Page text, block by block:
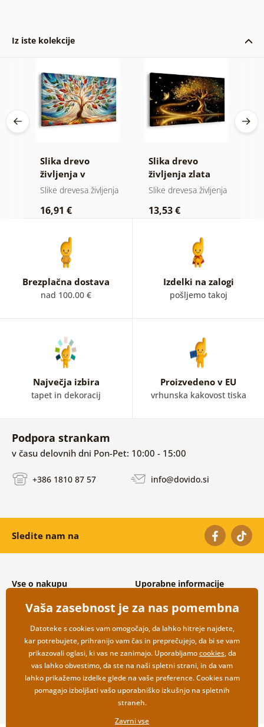
Iz iste kolekcije
Slika drevo
življenja v
barvnem vitražu
Slike drevesa življenja
16,91 €
Slika drevo
življenja zlata
magija
Slike drevesa življenja
13,53 €
Brezplačna dostava
nad 100.00 €
Izdelki na zalogi
pošljemo takoj
Največja izbira
tapet in dekoracij
Proizvedeno v EU
vrhunska kakovost tiska
Podpora strankam
v času delovnih dni Pon-Pet: 10:00 - 15:00
+386 1810 87 57 info@dovido.si
Sledite nam na
Vse o nakupu
Splošni in reklamacijski pogoji
Varovanje osebnih podatkov
Možnosti dostave in plačila
Vračilo blaga
Uporabne informacije
Pogosto zastavljena vprašanja
Kontakti
Veleprodaja
Vaša zasebnost je za nas pomembna
Datoteke s cookies vam omogočajo, da lahko hitreje najdete,
kar potrebujete, prihranijo vam čas in preprečujejo, da bi se vam
prikazovali oglasi, ki vas ne zanimajo. Uporabljamocookies, da
vas lahko obvestimo, da ste na naši spletni strani, in da vam
lahko prikažemo izdelke glede na vaše preference. Cookies nam
pomagajo izboljšati vašo uporabniško izkušnjo na spletnih
straneh.
Zavrni vse